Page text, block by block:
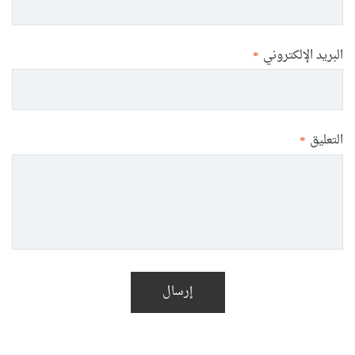
البريد الإلكتروني *
التعليق *
إرسال